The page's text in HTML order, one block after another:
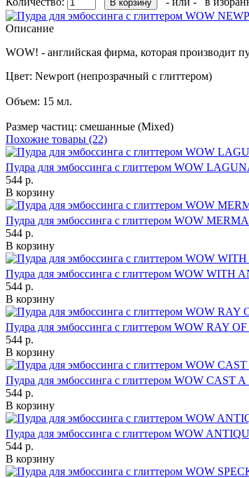
Описание
WOW! - английская фирма, которая производит
Цвет: Newport (непрозрачный с глиттером)
Объем: 15 мл.
Размер частиц: смешанные (Mixed)
Похожие товары (22)
Пудра для эмбоссинга с глиттером WOW
544 р.
В корзину
Пудра для эмбоссинга с глиттером WOW
544 р.
В корзину
Пудра для эмбоссинга с глиттером WOW WITH
544 р.
В корзину
Пудра для эмбоссинга с глиттером WOW RAY
544 р.
В корзину
Пудра для эмбоссинга с глиттером WOW CAST A
544 р.
В корзину
Пудра для эмбоссинга с глиттером WOW
544 р.
В корзину